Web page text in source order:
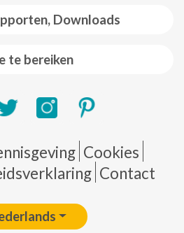
Downloads
te bereiken
Pie de página
Cookies
Contact